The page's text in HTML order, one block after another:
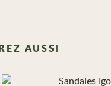
AUSSI